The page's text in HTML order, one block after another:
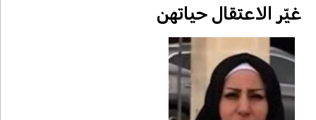
غيّر الاعتقال حياتهن